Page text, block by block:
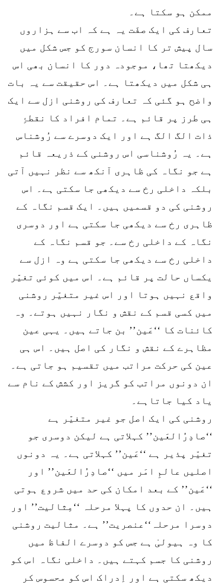
ممکن ہو سکتا ہے۔
تعارف کی ایک صفَت یہ ہے کہ اب سے ہزاروں
سال پیش تر کا انسان سورج کو جس شکل میں
دیکھتا تھا، موجودہ دور کا انسان بھی اس
ہی شکل میں دیکھتا ہے۔ اس حقیقت سے یہ بات
واضح ہو گئی کہ تعارف کی روشنی ازل سے ایک
ہی طرز پر قائم ہے۔ تمام افراد کا نقطۂِ
ذات الگ الگ ہے اور ایک دوسرے سے رُوشناس
ہے۔ یہ رُوشناسی اس روشنی کے ذریعہ قائم
ہے جو نگاہ کی ظاہری آنکھ سے نظر نہیں آتی
بلکہ داخلی رخ سے دیکھی جا سکتی ہے۔ اس
روشنی کی دو قسمیں ہیں۔ ایک قسم نگاہ کے
ظاہری رخ سے دیکھی جا سکتی ہے اور دوسری
نگاہ کے داخلی رخ سے۔ جو قسم نگاہ کے
داخلی رخ سے دیکھی جا سکتی ہے وہ ازل سے
یکساں حالت پر قائم ہے۔ اس میں کوئی تغیّر
واقع نہیں ہوتا اور اس غیر متغیّر روشنی
میں کسی قسم کے نقش و نگار نہیں ہوتے۔ وہ
کائنات کا ‘‘عَین’’ بن جاتے ہیں۔ یہی عین
مظاہرے کے نقش و نگار کی اصل ہیں۔ اس ہی
عین کی حرکت مراتب میں تقسیم ہو جاتی ہے۔
ان دونوں مراتب کو گریز اور کشش کے نام سے
یاد کیا جاتاہے۔
روشنی کی ایک اصل جو غیر متغیّر ہے
‘‘صادِرُالعَین’’ کہلاتی ہے لیکن دوسری جو
تغیّر پذیر ہے ‘‘عَین’’ کہلاتی ہے۔ یہ دونوں
اصلیں عالمِ امَر میں ‘‘صادِرُالعَین’’ اور
‘‘عَین’’ کے بعد امکان کی حد میں شروع ہوتی
ہیں۔ ان حدوں کا پہلا مرحلہ ‘‘مِثالیت’’ اور
دوسرا مرحلہ‘‘عنصریت’’ ہے۔ مثالیت روشنی
کا وہ ہیولیٰ ہے جس کو دوسرے الفاظ میں
روشنی کا جسم کہتے ہیں۔ داخلی نگاہ اس کو
دیکھ سکتی ہے اور اِدراک اس کو محسوس کر